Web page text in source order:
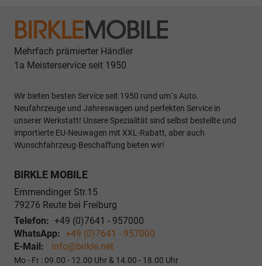
Mehrfach prämierter Händler
1a Meisterservice seit 1950
Wir bieten besten Service seit 1950 rund um`s Auto.
Neufahrzeuge und Jahreswagen und perfekten Service in
unserer Werkstatt! Unsere Spezialität sind selbst bestellte und
importierte EU-Neuwagen mit XXL-Rabatt, aber auch
Wunschfahrzeug-Beschaffung bieten wir!
BIRKLE MOBILE
Emmendinger Str.15
79276 Reute bei Freiburg
Telefon: +49 (0)7641 - 957000
WhatsApp: +49 (0)7641 - 957000
E-Mail:
info@birkle.net
Mo - Fr : 09.00 - 12.00 Uhr & 14.00 - 18.00 Uhr